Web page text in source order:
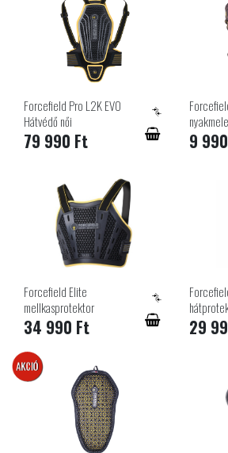
Forcefield Pro L2K EVO
Hátvédő női
79 990 Ft 9
Forcefield Elite
mellkasprotektor
34 990 Ft 29
AKCIÓS